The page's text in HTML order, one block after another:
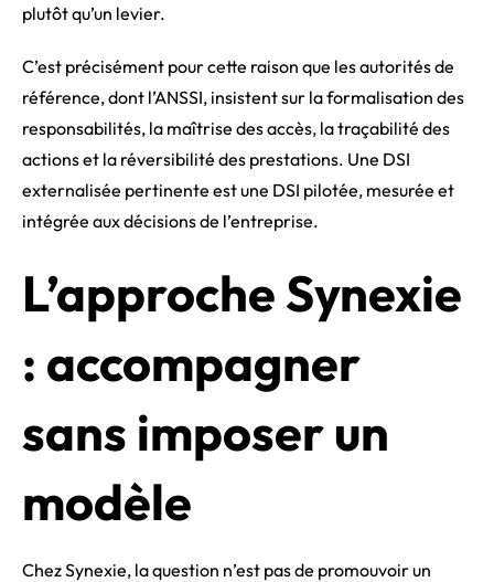
plutôt qu’un levier.
C’est précisément pour cette raison que les autorités de
référence, dont l’ANSSI, insistent sur la formalisation des
responsabilités, la maîtrise des accès, la traçabilité des
actions et la réversibilité des prestations. Une DSI
externalisée pertinente est une DSI pilotée, mesurée et
intégrée aux décisions de l’entreprise.
L’approche Synexie
: accompagner
sans imposer un
modèle
Chez Synexie, la question n’est pas de promouvoir un